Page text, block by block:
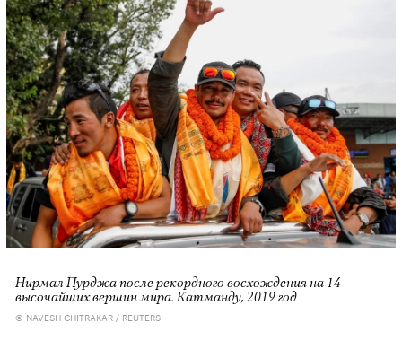
Нирмал Пурджа после рекордного восхождения на 14
высочайших вершин мира. Катманду, 2019 год
© NAVESH CHITRAKAR / REUTERS